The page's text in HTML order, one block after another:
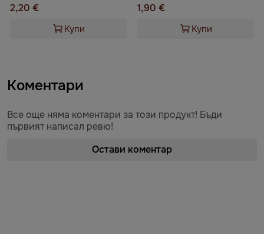
2,20 €
Купи
1,90 €
Купи
Коментари
Все още няма коментари за този продукт! Бъди
първият написал ревю!
Остави коментар